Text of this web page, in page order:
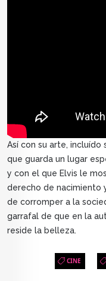
Así con su arte,
que guarda un lugar
y con el que Elvis le
derecho de nacimiento
de corromper a la
garrafal de que en la
reside la belleza.
CINE